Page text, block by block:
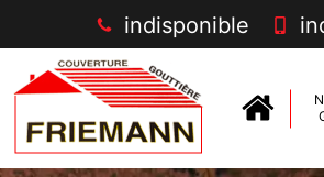
indisponible